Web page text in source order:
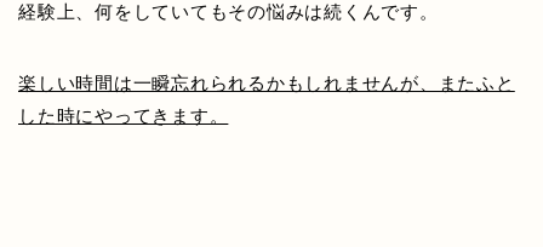
経験上、何をしていてもその悩みは続くんです。
楽しい時間は一瞬忘れられるかもしれませんが、またふと
した時にやってきます。